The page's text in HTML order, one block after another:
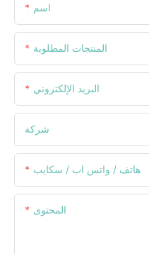
اسم
المنتجات المطلوبة
البريد الإلكتروني
شركة
هاتف / واتس اب / سكايب
المحتوى